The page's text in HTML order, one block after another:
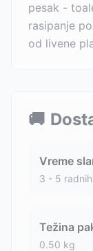
pesak -
rasipanje
od livene
🚚
Vreme
3 - 5
Težina
0.50 kg